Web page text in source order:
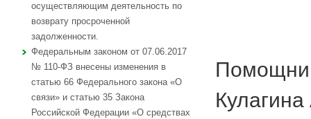
осуществляющим деятельность по
возврату просроченной
задолженности.
Федеральным законом от 07.06.2017
№ 110-ФЗ внесены изменения в
статью 66 Федерального закона «О
связи» и статью 35 Закона
Российской Федерации «О средствах